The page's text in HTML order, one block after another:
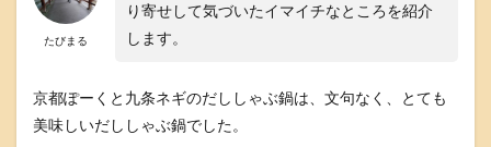
たびまる
り寄せして気づいたイマイチなところを紹介
します。
京都ぽーくと九条ネギのだししゃぶ鍋は、文句なく、とても
美味しいだししゃぶ鍋でした。